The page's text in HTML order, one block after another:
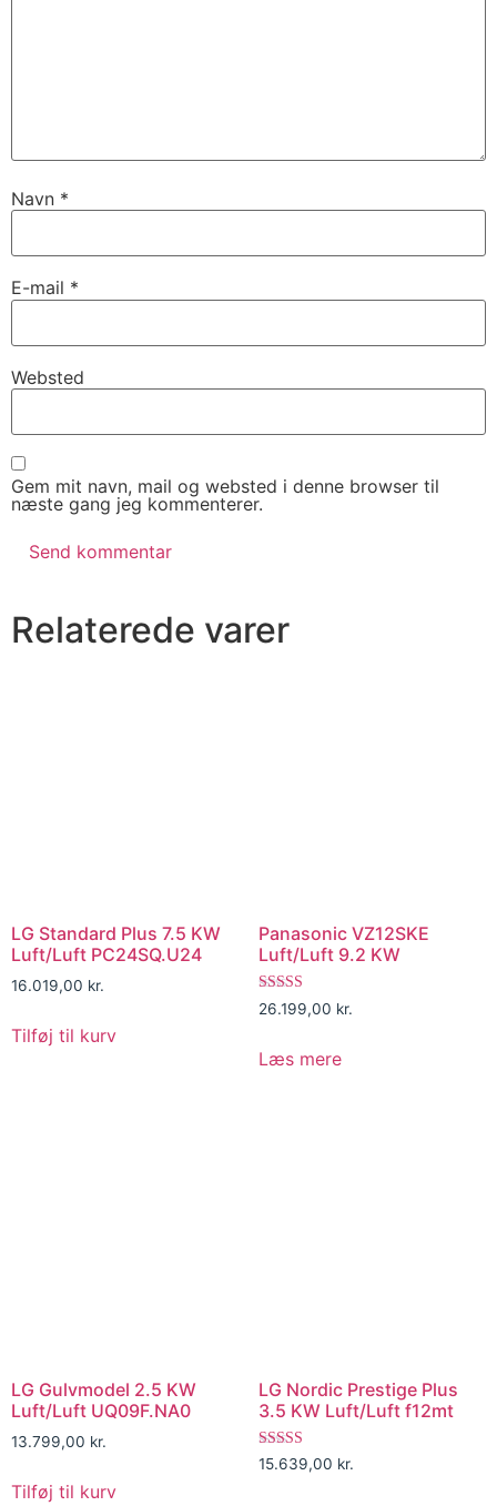
Navn *
E-mail *
Websted
Gem mit navn, mail og websted i denne browser til
næste gang jeg kommenterer.
Relaterede varer
LG Standard Plus 7.5 KW
Luft/Luft PC24SQ.U24
16.019,00 kr.
Tilføj til kurv
Panasonic VZ12SKE
Luft/Luft 9.2 KW
Vurderet
5.00
26.199,00 kr.
Læs mere
LG Gulvmodel 2.5 KW
Luft/Luft UQ09F.NA0
13.799,00 kr.
Tilføj til kurv
LG Nordic Prestige Plus
3.5 KW Luft/Luft f12mt
Vurderet
5.00
15.639,00 kr.